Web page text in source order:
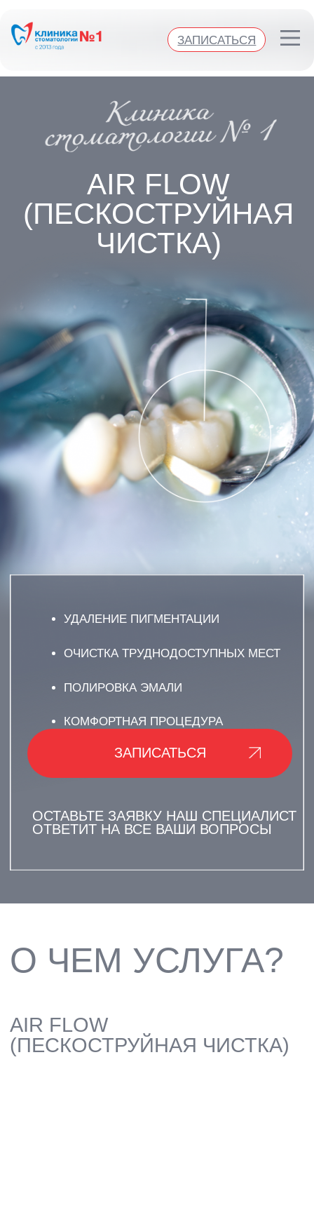
ЗАПИСАТЬСЯ
ЗАПИСАТЬСЯ
AIR FLOW
(ПЕСКОСТРУЙНАЯ
ЧИСТКА)
УДАЛЕНИЕ ПИГМЕНТАЦИИ
ОЧИСТКА ТРУДНОДОСТУПНЫХ МЕСТ
ПОЛИРОВКА ЭМАЛИ
О ЧЕМ УСЛУГА?
AIR FLOW — ЭТО ПЕСКОСТРУЙНАЯ
ЧИСТКА ЗУБОВ, ПРИ КОТОРОЙ
СМЕСЬ ВОДЫ, ВОЗДУХА И
СПЕЦИАЛЬНОГО ПОРОШКА
AIR FLOW
(ПЕСКОСТРУЙНАЯ ЧИСТКА)